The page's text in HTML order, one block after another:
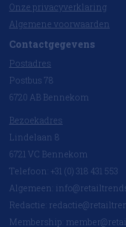
Onze privacyverklaring
Algemene voorwaarden
Contactgegevens
Postadres
Postbus 78
6720 AB Bennekom
Bezoekadres
Lindelaan 8
6721 VC Bennekom
Telefoon: +31 (0) 318 431 553
Algemeen:
Redactie:
Membership: